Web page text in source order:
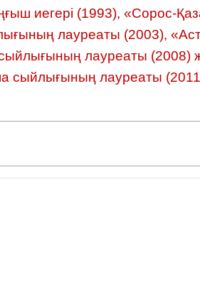
иегері (1993), «Сорос-
лауреаты (2003),
лауреаты (2008)
сыйлығының лауреаты